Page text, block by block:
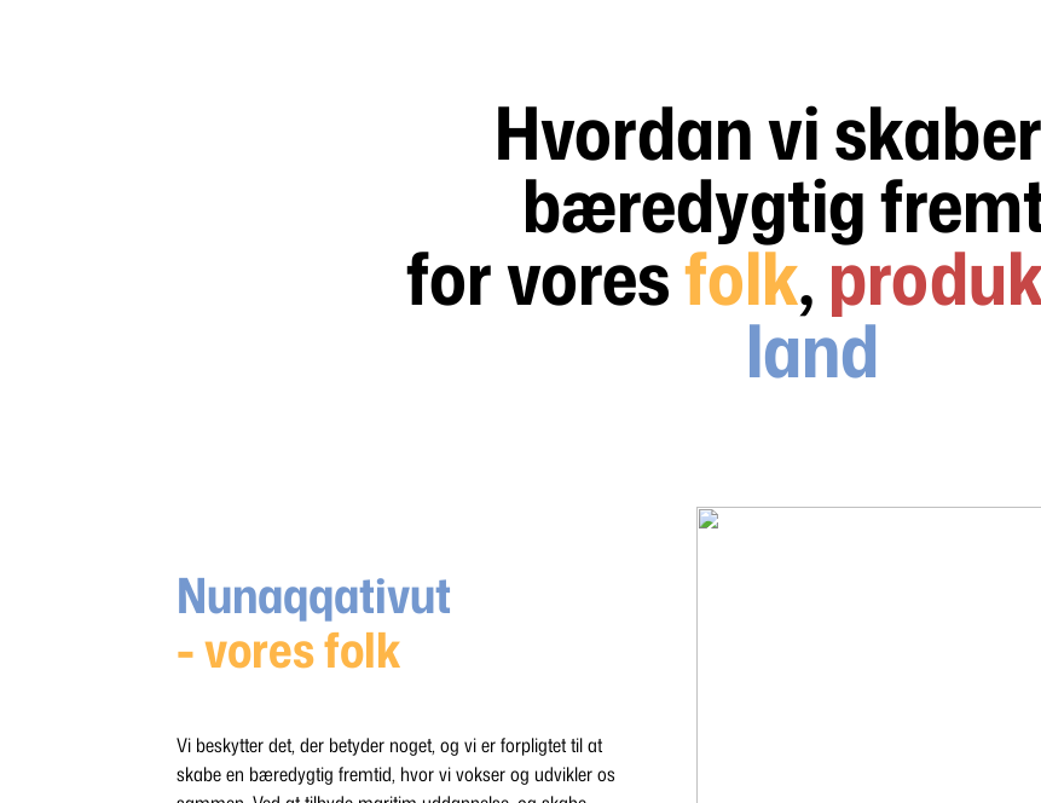
Hvordan vi
bæredygtig
for voresfolk,
land
Nunaqqativut
- vores folk
Vi beskytter det, der betyder noget, og vi er forpligtet til at
skabe en bæredygtig fremtid, hvor vi vokser og udvikler os